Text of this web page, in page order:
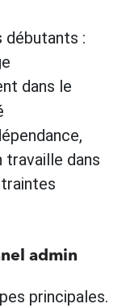
débutants :
dans le
travaille dans
admin
principales.